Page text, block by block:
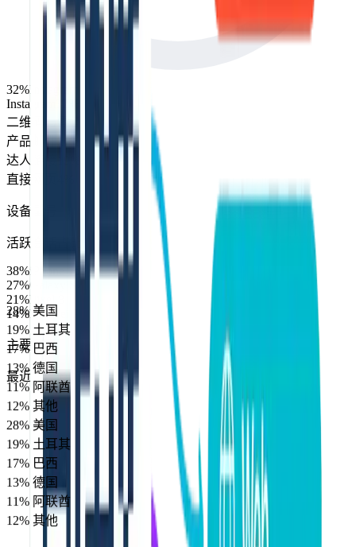
32%Instagram
Instagram
二维码与零售
产品邮件21%
达人链接
直接网页
设备型号
活跃会话占比
38%iPhone 15 Pro
27%Galaxy S23
21%Pixel 8
14%Huawei P60
主要国家
最近 15 分钟窗口
28% 美国
19% 土耳其
17% 巴西
13% 德国
11% 阿联酋
12% 其他
28% 美国
19% 土耳其
17% 巴西
13% 德国
11% 阿联酋
12% 其他